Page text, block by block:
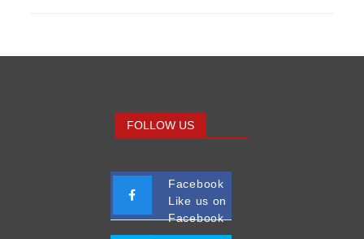
FOLLOW US
Facebook
Like us on
Facebook